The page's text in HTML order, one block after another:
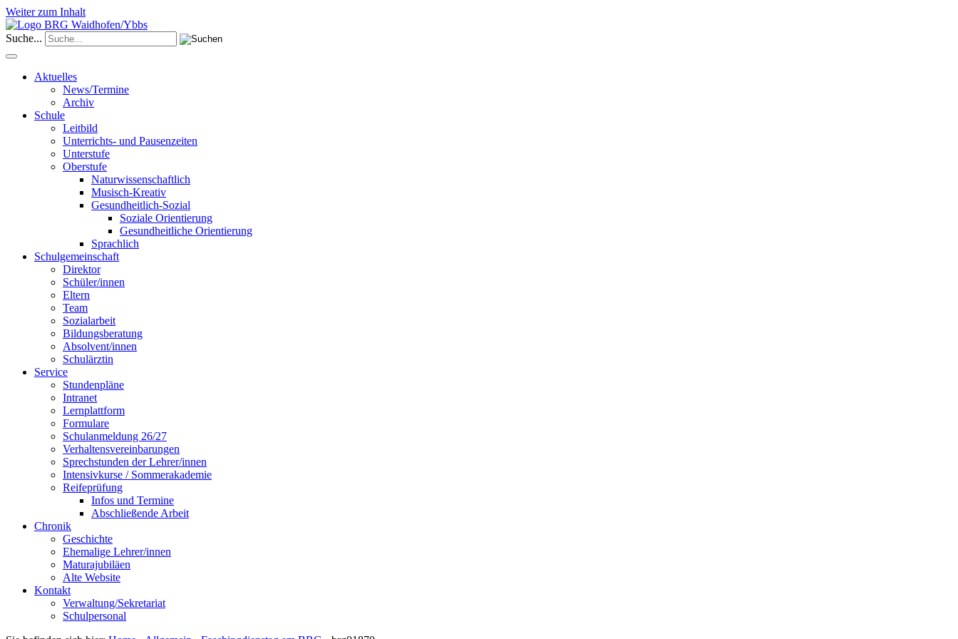
Weiter zum Inhalt
Suche...
Aktuelles
News/Termine
Archiv
Schule
Leitbild
Unterrichts- und Pausenzeiten
Unterstufe
Oberstufe
Naturwissenschaftlich
Musisch-Kreativ
Gesundheitlich-Sozial
Soziale Orientierung
Gesundheitliche Orientierung
Sprachlich
Schulgemeinschaft
Direktor
Schüler/innen
Eltern
Team
Sozialarbeit
Bildungsberatung
Absolvent/innen
Schulärztin
Service
Stundenpläne
Intranet
Lernplattform
Formulare
Schulanmeldung 26/27
Verhaltensvereinbarungen
Sprechstunden der Lehrer/innen
Intensivkurse / Sommerakademie
Reifeprüfung
Infos und Termine
Abschließende Arbeit
Chronik
Geschichte
Ehemalige Lehrer/innen
Maturajubiläen
Alte Website
Kontakt
Verwaltung/Sekretariat
Schulpersonal